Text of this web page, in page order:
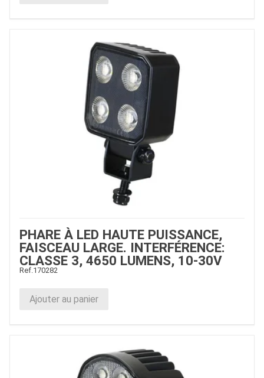
PHARE À LED HAUTE PUISSANCE,
FAISCEAU LARGE. INTERFÉRENCE:
CLASSE 3, 4650 LUMENS, 10-30V
Ref. 170282
Ajouter au panier